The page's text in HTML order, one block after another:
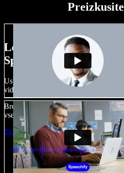
Le nekaj primerov, kaj
Speechify Studio.
Ustvarjajte govorne posnetke,
videe, klonirajte svoj glas in pripravite
Brez učenja in kar iz brskalnika
vse ideje.
Zaženi Studio